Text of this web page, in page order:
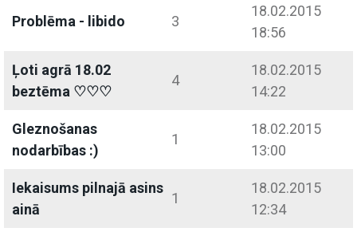
Problēma - libido 3
18.02.2015
18:56
Ļoti agrā 18.02
beztēma ♡♡♡
4
18.02.2015
14:22
Gleznošanas
nodarbības :)
1
18.02.2015
13:00
Iekaisums pilnajā asins
ainā
1
18.02.2015
12:34